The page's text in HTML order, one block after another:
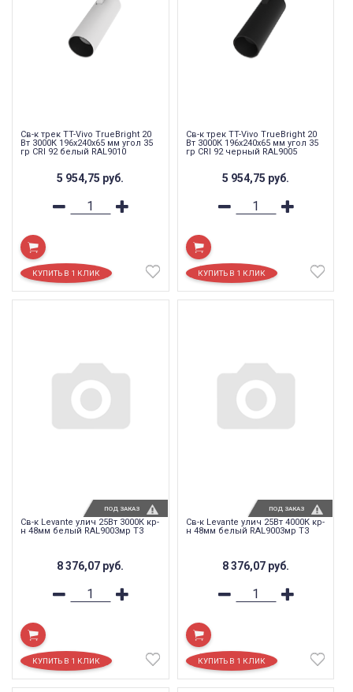
Св-к трек TT-Vivo TrueBright 20
Вт 3000К 196х240х65 мм угол 35
гр CRI 92 белый RAL9010
5 954,75 руб.
Св-к трек TT-Vivo TrueBright 20
Вт 3000К 196х240х65 мм угол 35
гр CRI 92 черный RAL9005
5 954,75 руб.
Св-к Levante улич 25Вт 3000К кр-
н 48мм белый RAL9003мр T3
8 376,07 руб.
ПОД ЗАКАЗ
Св-к Levante улич 25Вт 4000К кр-
н 48мм белый RAL9003мр T3
8 376,07 руб.
ПОД ЗАКАЗ